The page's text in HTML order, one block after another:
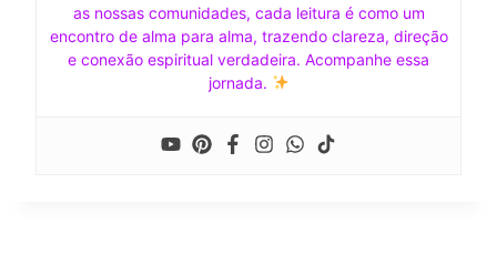
as nossas comunidades, cada leitura é como um
encontro de alma para alma, trazendo clareza, direção
e conexão espiritual verdadeira. Acompanhe essa
jornada.